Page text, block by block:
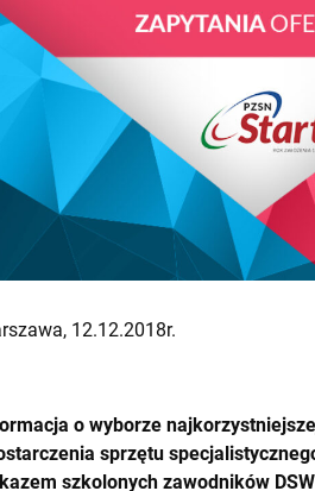
12.12.2018r.
o wyborze
sprzętu
szkolonych zawodników